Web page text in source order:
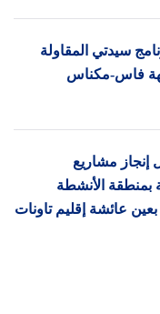
سيدتي المقاولة
فاس-مكناس
إنجاز مشاريع
بمنطقة الأنشطة